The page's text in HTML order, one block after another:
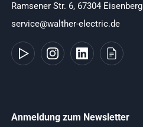
Ramsener Str. 6, 67304 Eisenberg
service@walther-electric.de
Anmeldung zum Newsletter